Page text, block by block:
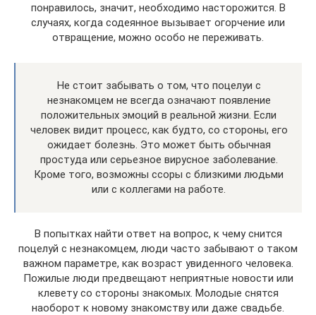
понравилось, значит, необходимо насторожится. В
случаях, когда содеянное вызывает огорчение или
отвращение, можно особо не переживать.
Не стоит забывать о том, что поцелуи с
незнакомцем не всегда означают появление
положительных эмоций в реальной жизни. Если
человек видит процесс, как будто, со стороны, его
ожидает болезнь. Это может быть обычная
простуда или серьезное вирусное заболевание.
Кроме того, возможны ссоры с близкими людьми
или с коллегами на работе.
В попытках найти ответ на вопрос, к чему снится
поцелуй с незнакомцем, люди часто забывают о таком
важном параметре, как возраст увиденного человека.
Пожилые люди предвещают неприятные новости или
клевету со стороны знакомых. Молодые снятся
наоборот к новому знакомству или даже свадьбе.